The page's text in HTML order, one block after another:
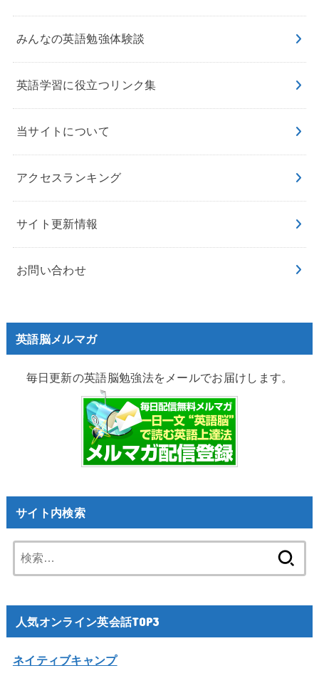
みんなの英語勉強体験談
英語学習に役立つリンク集
当サイトについて
アクセスランキング
サイト更新情報
お問い合わせ
英語脳メルマガ
毎日更新の英語脳勉強法をメールでお届けします。
サイト内検索
索:
人気オンライン英会話TOP3
ネイティブキャンプ